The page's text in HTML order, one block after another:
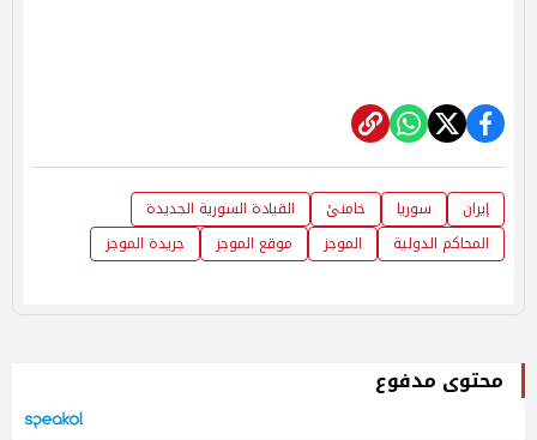
إيران سوريا خامنئ
القيادة السورية الجديدة
المحاكم الدولية
الموجز موقع الموجز جريدة الموجز
محتوى مدفوع